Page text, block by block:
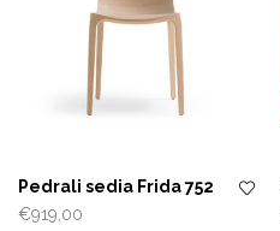
Pedrali sedia Frida 752
€919,00